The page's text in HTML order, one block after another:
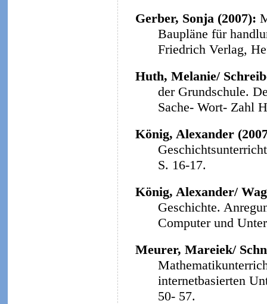
Gerber, Sonja (2007):
Baupläne für
Friedrich Verlag,
Huth, Melanie/
der Grundschule.
Sache- Wort- Zahl
König, Alexander
S. 16-17.
König, Alexander/
Geschichte.
Computer und
Meurer, Mareiek/
internetbasierten
50- 57.